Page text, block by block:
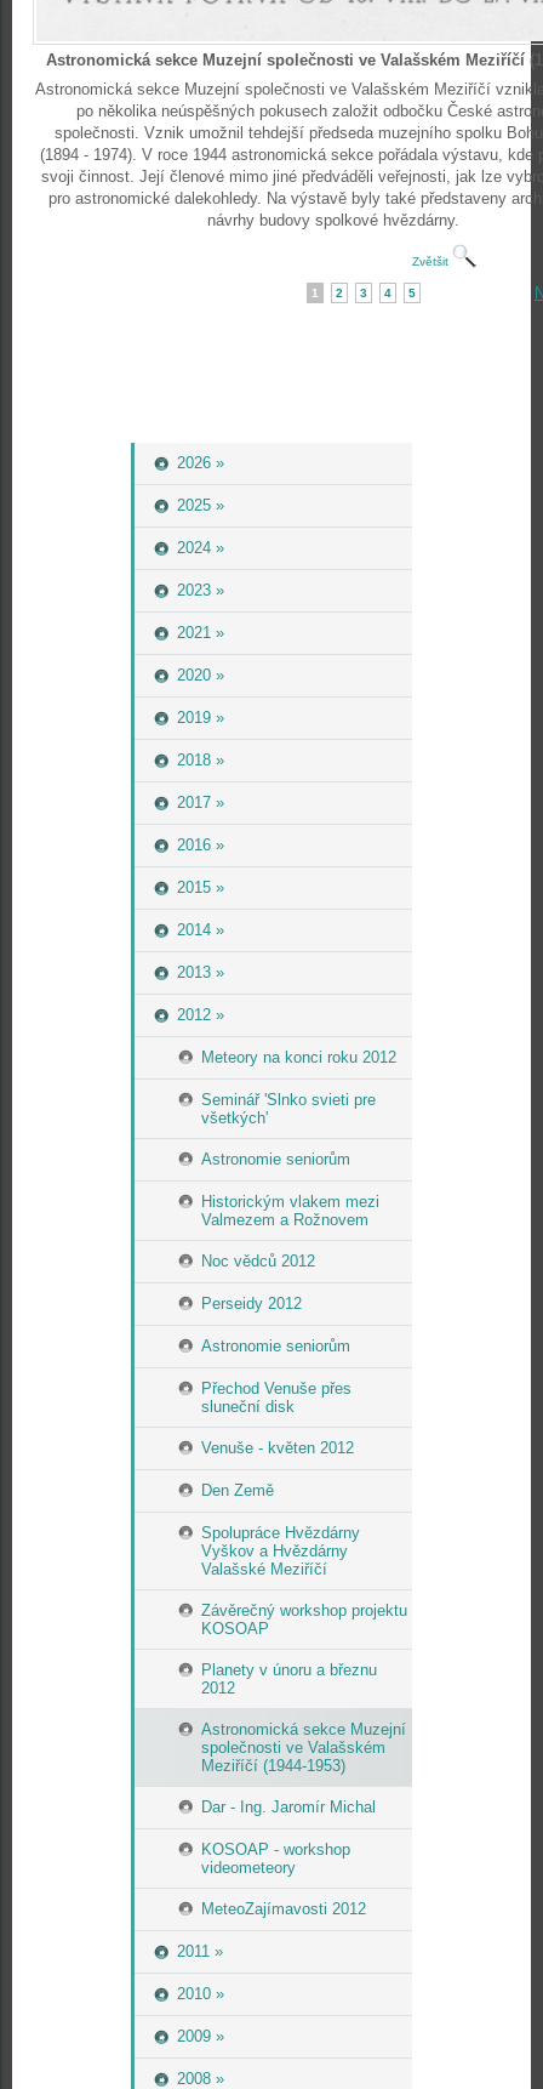
2026 »
2025 »
2024 »
2023 »
2021 »
2020 »
2019 »
2018 »
2017 »
2016 »
2015 »
2014 »
2013 »
2012 »
Meteory na konci roku 2012
Seminář 'Slnko svieti pre
všetkých'
Astronomie seniorům
Historickým vlakem mezi
Valmezem a Rožnovem
Noc vědců 2012
Perseidy 2012
Astronomie seniorům
Přechod Venuše přes
sluneční disk
Venuše - květen 2012
Den Země
Spolupráce Hvězdárny
Vyškov a Hvězdárny
Valašské Meziříčí
Závěrečný workshop projektu
KOSOAP
Planety v únoru a březnu
2012
Astronomická sekce Muzejní
společnosti ve Valašském
Meziříčí (1944-1953)
Dar - Ing. Jaromír Michal
KOSOAP - workshop
videometeory
MeteoZajímavosti 2012
2011 »
2010 »
2009 »
2008 »
Astronomická sekce Muzejní společnosti ve Valašském Meziříčí
Astronomická sekce Muzejní společnosti ve Valašském Meziříčí
po několika neúspěšných pokusech založit odbočku České
společnosti. Vznik umožnil tehdejší předseda muzejního spolku
(1894 - 1974). V roce 1944 astronomická sekce pořádala výstavu, kde
svoji činnost. Její členové mimo jiné předváděli veřejnosti, jak lze
pro astronomické dalekohledy. Na výstavě byly také představeny
návrhy budovy spolkové hvězdárny.
Zvětšit
1 2 3 4 5